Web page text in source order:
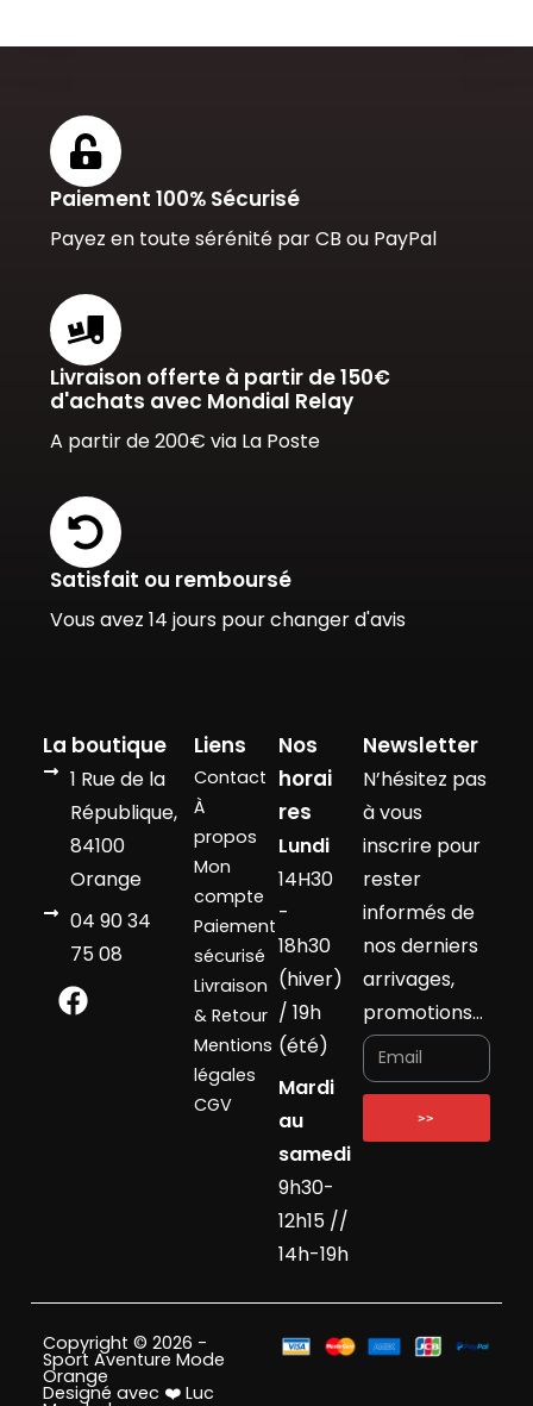
Paiement 100% Sécurisé
Payez en toute sérénité par CB ou PayPal
Livraison offerte à partir de 150€
d'achats avec Mondial Relay
A partir de 200€ via La Poste
Satisfait ou remboursé
Vous avez 14 jours pour changer d'avis
La boutique
1 Rue de la
République,
84100
Orange
04 90 34
75 08
Liens
Contact
À
propos
Mon
compte
Paiement
sécurisé
Livraison
& Retour
Mentions
légales
CGV
Nos
horai
res
Lundi
14H30
-
18h30
(hiver)
/ 19h
(été)
Mardi
au
samedi
9h30-
12h15 //
14h-19h
Newsletter
N’hésitez pas
à vous
inscrire pour
rester
informés de
nos derniers
arrivages,
promotions…
>>
Copyright © 2026 -
Sport Aventure Mode
Orange
Designé avec ❤️ Luc